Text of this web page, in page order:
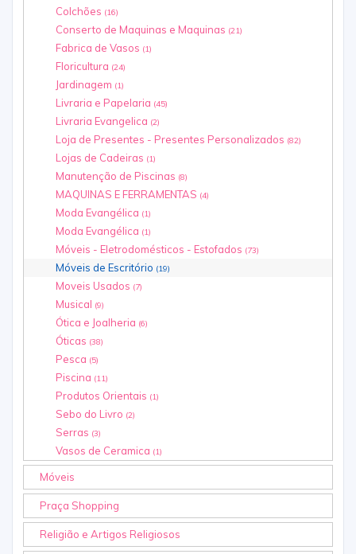
Colchões (16)
Conserto de Maquinas e Maquinas (21)
Fabrica de Vasos (1)
Floricultura (24)
Jardinagem (1)
Livraria e Papelaria (45)
Livraria Evangelica (2)
Loja de Presentes - Presentes Personalizados (82)
Lojas de Cadeiras (1)
Manutenção de Piscinas (8)
MAQUINAS E FERRAMENTAS (4)
Moda Evangélica (1)
Moda Evangélica (1)
Móveis - Eletrodomésticos - Estofados (73)
Móveis de Escritório (19)
Moveis Usados (7)
Musical (9)
Ótica e Joalheria (6)
Óticas (38)
Pesca (5)
Piscina (11)
Produtos Orientais (1)
Sebo do Livro (2)
Serras (3)
Vasos de Ceramica (1)
Móveis
Praça Shopping
Religião e Artigos Religiosos